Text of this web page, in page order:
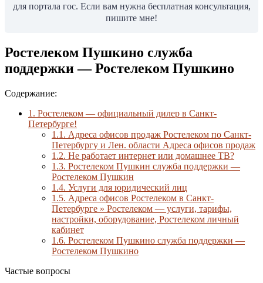
для портала гос. Если вам нужна бесплатная консультация,
пишите мне!
Ростелеком Пушкино служба
поддержки — Ростелеком Пушкино
Содержание:
1. Ростелеком — официальный дилер в Санкт-
Петербурге!
1.1. Адреса офисов продаж Ростелеком по Санкт-
Петербургу и Лен. области Адреса офисов продаж
1.2. Не работает интернет или домашнее ТВ?
1.3. Ростелеком Пушкин служба поддержки —
Ростелеком Пушкин
1.4. Услуги для юридический лиц
1.5. Адреса офисов Ростелеком в Санкт-
Петербурге » Ростелеком — услуги, тарифы,
настройки, оборудование, Ростелеком личный
кабинет
1.6. Ростелеком Пушкино служба поддержки —
Ростелеком Пушкино
Частые вопросы